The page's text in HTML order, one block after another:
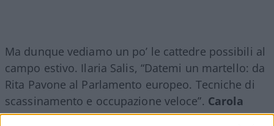
Ma dunque vediamo un po’ le cattedre possibili al
campo estivo. Ilaria Salis, “Datemi un martello: da
Rita Pavone al Parlamento europeo. Tecniche di
scassinamento e occupazione veloce”. Carola
Rackete,“Corso intensivo di speronamento mezzi